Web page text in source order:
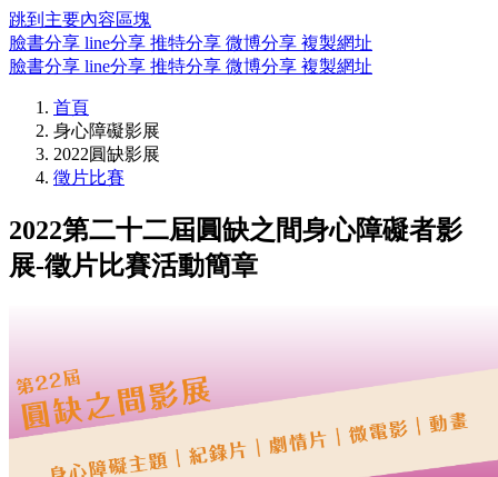
跳到主要內容區塊
臉書分享 line分享 推特分享 微博分享 複製網址
臉書分享 line分享 推特分享 微博分享 複製網址
首頁
身心障礙影展
2022圓缺影展
徵片比賽
2022第二十二屆圓缺之間身心障礙者影
展-徵片比賽活動簡章